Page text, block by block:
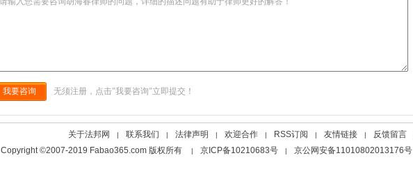
我要咨询 无须注册，点击"我要咨询"立即提交！
关于法邦网 | 联系我们 | 法律声明 | 欢迎合作 | RSS订阅 | 友情链接 | 反馈留言
Copyright ©2007-2019 Fabao365.com 版权所有
| 京ICP备10210683号 | 京公网安备11010802013176号